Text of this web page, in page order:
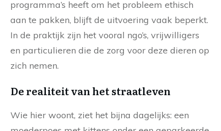
programma’s heeft om het probleem ethisch
aan te pakken, blijft de uitvoering vaak beperkt.
In de praktijk zijn het vooral ngo’s, vrijwilligers
en particulieren die de zorg voor deze dieren op
zich nemen.
De realiteit van het straatleven
Wie hier woont, ziet het bijna dagelijks: een